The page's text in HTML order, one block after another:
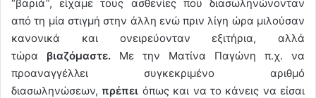
“βαριά”, είχαμε τους ασθενίες που διασωληνώνονταν
από τη μία στιγμή στην άλλη ενώ πριν λίγη ώρα μιλούσαν
κανονικά και ονειρεύονταν εξιτήρια, αλλά
τώρα βιαζόμαστε. Με την Ματίνα Παγώνη π.χ. να
προαναγγέλλει συγκεκριμένο αριθμό
διασωληνώσεων,πρέπει όπως και να το κάνεις να είσαι